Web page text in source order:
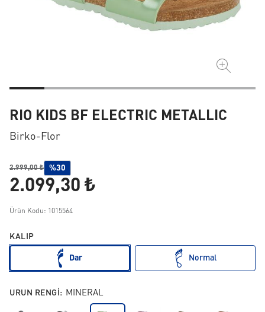
RIO KIDS BF ELECTRIC METALLIC
Birko-Flor
2.999,00 ₺ %30
2.099,30 ₺
Ürün Kodu: 1015564
KALIP
Dar Normal
URUN RENGI: MINERAL